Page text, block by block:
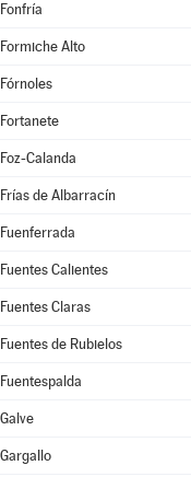
Fonfría
Formiche Alto
Fórnoles
Fortanete
Foz-Calanda
Frías de Albarracín
Fuenferrada
Fuentes Calientes
Fuentes Claras
Fuentes de Rubielos
Fuentespalda
Galve
Gargallo